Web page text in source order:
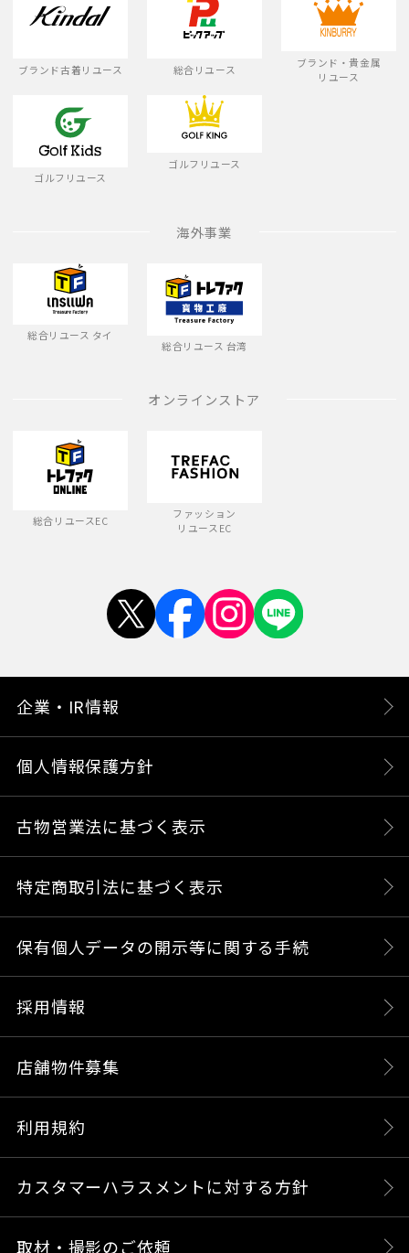
ブランド古着リユース 総合リユース
ブランド・貴金属
リユース
ゴルフリユース
ゴルフリユース
海外事業
総合リユース タイ
総合リユース 台湾
オンラインストア
総合リユースEC
ファッション
リユースEC
企業・IR情報
個人情報保護方針
古物営業法に基づく表示
特定商取引法に基づく表示
保有個人データの開示等に関する手続
採用情報
店舗物件募集
利用規約
カスタマーハラスメントに対する方針
取材・撮影のご依頼